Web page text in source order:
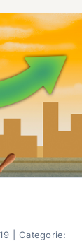
Categorie: